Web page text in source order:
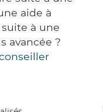
aide à
à une
avancée ?